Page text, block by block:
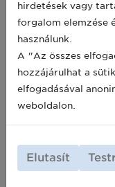
hirdetések vagy
forgalom elemzése
használunk.
A "Az összes
hozzájárulhat a
elfogadásával
weboldalon.
Elutasít